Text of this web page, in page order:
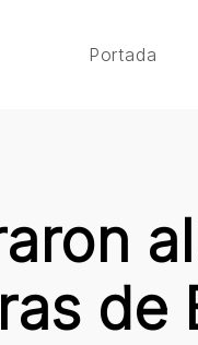
Portada
de